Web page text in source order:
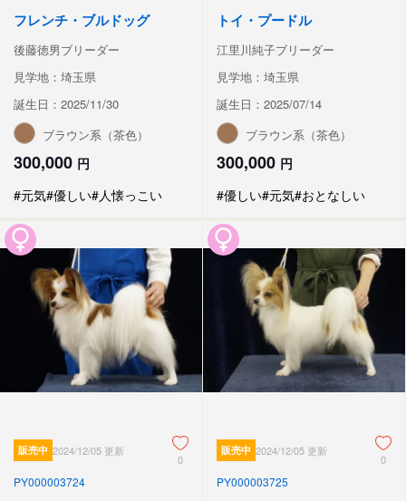
フレンチ・ブルドッグ
後藤徳男ブリーダー
見学地：埼玉県
誕生日：2025/11/30
ブラウン系（茶色）
300,000 円
#元気#優しい#人懐っこい
トイ・プードル
江里川純子ブリーダー
見学地：埼玉県
誕生日：2025/07/14
ブラウン系（茶色）
300,000 円
#優しい#元気#おとなしい
販売中 2024/12/05 更新
0
PY000003724
販売中 2024/12/05 更新
0
PY000003725